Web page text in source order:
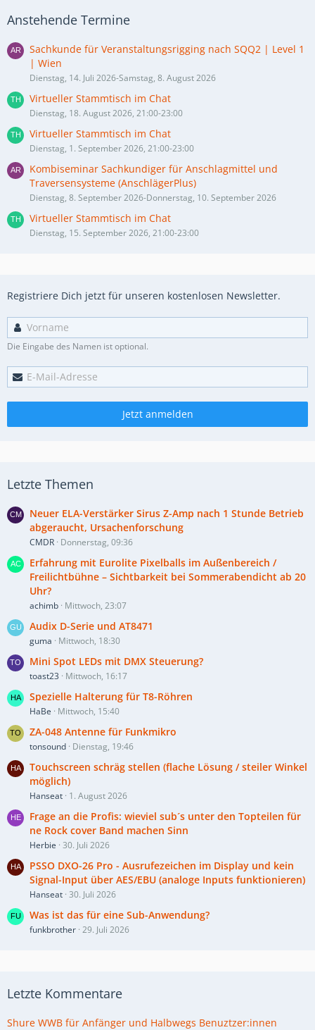
Anstehende Termine
Sachkunde für Veranstaltungsrigging nach SQQ2 | Level 1
| Wien
Dienstag, 14. Juli 2026-Samstag, 8. August 2026
Virtueller Stammtisch im Chat
Dienstag, 18. August 2026, 21:00-23:00
Virtueller Stammtisch im Chat
Dienstag, 1. September 2026, 21:00-23:00
Kombiseminar Sachkundiger für Anschlagmittel und
Traversensysteme (AnschlägerPlus)
Dienstag, 8. September 2026-Donnerstag, 10. September 2026
Virtueller Stammtisch im Chat
Dienstag, 15. September 2026, 21:00-23:00
Registriere Dich jetzt für unseren kostenlosen Newsletter.
Die Eingabe des Namen ist optional.
Jetzt anmelden
Letzte Themen
Neuer ELA-Verstärker Sirus Z-Amp nach 1 Stunde Betrieb
abgeraucht, Ursachenforschung
CMDR Donnerstag, 09:36
Erfahrung mit Eurolite Pixelballs im Außenbereich /
Freilichtbühne – Sichtbarkeit bei Sommerabendicht ab 20
Uhr?
achimb Mittwoch, 23:07
Audix D-Serie und AT8471
guma Mittwoch, 18:30
Mini Spot LEDs mit DMX Steuerung?
toast23 Mittwoch, 16:17
Spezielle Halterung für T8-Röhren
HaBe Mittwoch, 15:40
ZA-048 Antenne für Funkmikro
tonsound Dienstag, 19:46
Touchscreen schräg stellen (flache Lösung / steiler Winkel
möglich)
Hanseat 1. August 2026
Frage an die Profis: wieviel sub´s unter den Topteilen für
ne Rock cover Band machen Sinn
Herbie 30. Juli 2026
PSSO DXO-26 Pro - Ausrufezeichen im Display und kein
Signal-Input über AES/EBU (analoge Inputs funktionieren)
Hanseat 30. Juli 2026
Was ist das für eine Sub-Anwendung?
funkbrother 29. Juli 2026
Letzte Kommentare
Shure WWB für Anfänger und Halbwegs Benuztzer:innen